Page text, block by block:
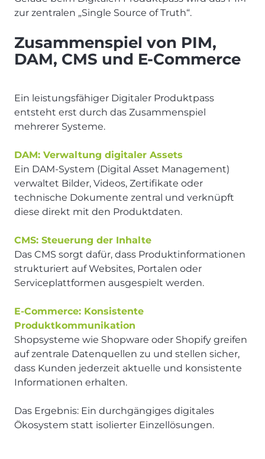
zur zentralen „Single Source of Truth“.
Zusammenspiel von PIM,
DAM, CMS und E-Commerce
Ein leistungsfähiger Digitaler Produktpass
entsteht erst durch das Zusammenspiel
mehrerer Systeme.
DAM: Verwaltung digitaler Assets
Ein DAM-System (Digital Asset Management)
verwaltet Bilder, Videos, Zertifikate oder
technische Dokumente zentral und verknüpft
diese direkt mit den Produktdaten.
CMS: Steuerung der Inhalte
Das CMS sorgt dafür, dass Produktinformationen
strukturiert auf Websites, Portalen oder
Serviceplattformen ausgespielt werden.
E-Commerce: Konsistente
Produktkommunikation
Shopsysteme wie Shopware oder Shopify greifen
auf zentrale Datenquellen zu und stellen sicher,
dass Kunden jederzeit aktuelle und konsistente
Informationen erhalten.
Das Ergebnis: Ein durchgängiges digitales
Ökosystem statt isolierter Einzellösungen.